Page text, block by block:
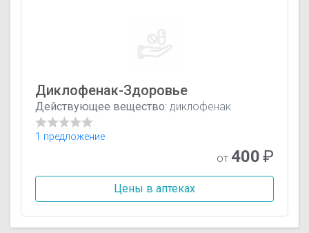
Диклофенак-Здоровье
Действующее вещество: диклофенак
1 предложение
от 400₽
Цены в аптеках